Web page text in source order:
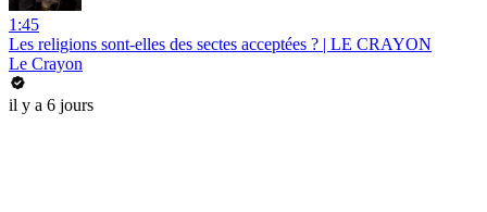
1:45
Les religions sont-elles des sectes acceptées ? | LE CRAYON
Le Crayon
il y a 6 jours